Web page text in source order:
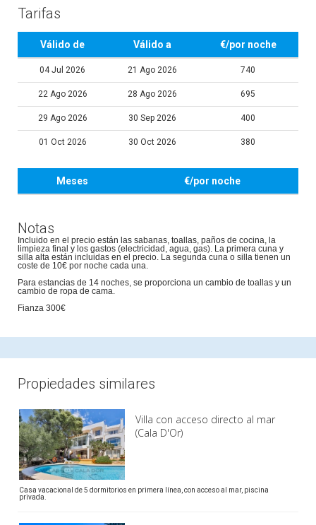
Tarifas
Válido de Válido a €/por noche
04 Jul 2026 21 Ago 2026 740
22 Ago 2026 28 Ago 2026 695
29 Ago 2026 30 Sep 2026 400
01 Oct 2026 30 Oct 2026 380
Meses €/por noche
Notas
Incluido en el precio están las sabanas, toallas, paños de cocina, la
limpieza final y los gastos (electricidad, agua, gas). La primera cuna y
silla alta están incluidas en el precio. La segunda cuna o silla tienen un
coste de 10€ por noche cada una.
Para estancias de 14 noches, se proporciona un cambio de toallas y un
cambio de ropa de cama.
Fianza 300€
Propiedades similares
Villa con acceso directo al mar
(Cala D'Or)
Casa vacacional de 5 dormitorios en primera línea, con acceso al mar, piscina
privada.